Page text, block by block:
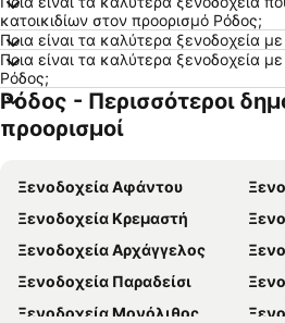
Ξενοδοχεία Σύβοτα
Ξενοδοχεία Ίος - Χώρα
Ξενοδοχεία Εύβοια
Ξενοδοχεία Λευκάδα
Ξενοδοχεία Σαντορίνη
Ξενοδοχεία Σκιάθος
Ξενοδοχεία Άνδρος
Ξενοδοχεία Πήλιο
Ξενοδοχεία Κύθηρα
κατοικιδίων στον προορισμό Ρόδος;
Ποια είναι τα καλύτερα ξενοδοχεία
Ποια είναι τα καλύτερα ξενοδοχεία
Ρόδος;
Ρόδος - Περισσότεροι
προορισμοί
Ξενοδοχεία Αφάντου
Ξενοδοχεία Κρεμαστή
Ξενοδοχεία Αρχάγγελος
Ξενοδοχεία Παραδείσι
Ξενοδοχεία Μονόλιθος